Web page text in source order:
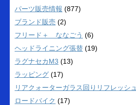
パーツ販売情報 (877)
ブランド販売 (2)
フリード＋ ななごう (6)
ヘッドライニング張替 (19)
ラグナセカM3 (13)
ラッピング (17)
リアクォーターガラス回りリフレッシュ
ロードバイク (17)